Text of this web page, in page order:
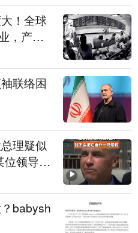
！全球
，产业
联络困
理疑似
位领导
场哄笑
babysh